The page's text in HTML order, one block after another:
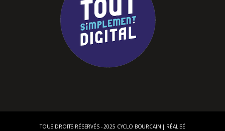
TOUS DROITS RÉSERVÉS - 2025 CYCLO BOURCAIN | RÉALISÉ